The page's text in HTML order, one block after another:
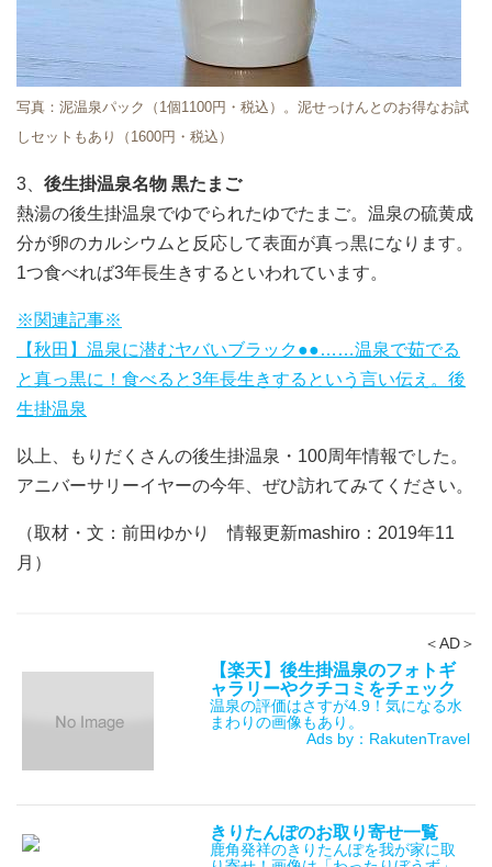
写真：泥温泉パック（1個1100円・税込）。泥せっけんとのお得なお試
しセットもあり（1600円・税込）
3、 後生掛温泉名物 黒たまご
熱湯の後生掛温泉でゆでられたゆでたまご。温泉の硫黄成
分が卵のカルシウムと反応して表面が真っ黒になります。
1つ食べれば3年長生きするといわれています。
※関連記事※
【秋田】温泉に潜むヤバいブラック●●……温泉で茹でる
と真っ黒に！食べると3年長生きするという言い伝え。後
生掛温泉
以上、もりだくさんの後生掛温泉・100周年情報でした。
アニバーサリーイヤーの今年、ぜひ訪れてみてください。
（取材・文：前田ゆかり 情報更新mashiro：2019年11
月）
＜AD＞
【楽天】後生掛温泉のフォトギ
ャラリーやクチコミをチェック
温泉の評価はさすが4.9！気になる水
まわりの画像もあり。
Ads by：RakutenTravel
きりたんぽのお取り寄せ一覧
鹿角発祥のきりたんぽを我が家に取